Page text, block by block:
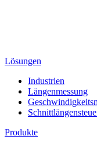
Lösungen
Industrien
Längenmessung
Produkte